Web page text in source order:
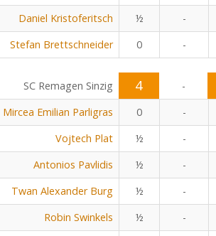
Daniel Kristoferitsch ½ -
Stefan Brettschneider 0 -
SC Remagen Sinzig 4 -
Mircea Emilian Parligras 0 -
Vojtech Plat ½ -
Antonios Pavlidis ½ -
Twan Alexander Burg ½ -
Robin Swinkels ½ -